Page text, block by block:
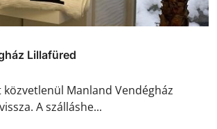
Lillafüred
Manland Vendégház
A szálláshe...